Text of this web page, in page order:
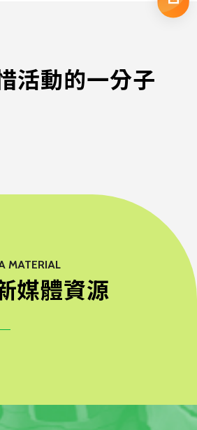
活動的一分子
MATERIAL
媒體資源